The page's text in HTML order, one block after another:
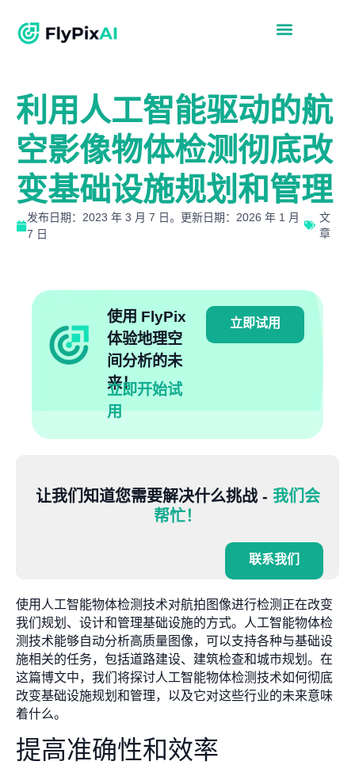
利用人工智能驱动的航
空影像物体检测彻底改
变基础设施规划和管理
发布日期：2023 年 3 月 7 日。更新日期：2026 年 1 月
7 日
文
章
使用 FlyPix
体验地理空
间分析的未
来！
立即开始试
用
立即试用
让我们知道您需要解决什么挑战 - 我们会
帮忙！
联系我们
使用人工智能物体检测技术对航拍图像进行检测正在改变
我们规划、设计和管理基础设施的方式。人工智能物体检
测技术能够自动分析高质量图像，可以支持各种与基础设
施相关的任务，包括道路建设、建筑检查和城市规划。在
这篇博文中，我们将探讨人工智能物体检测技术如何彻底
改变基础设施规划和管理，以及它对这些行业的未来意味
着什么。
提高准确性和效率